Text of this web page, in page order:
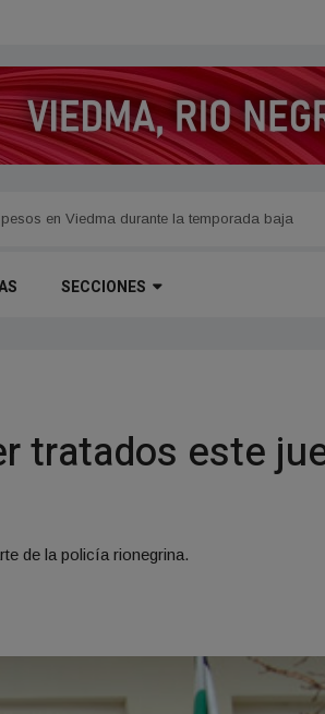
a la electricidad
SECCIONES
tratados este
de la policía rionegrina.